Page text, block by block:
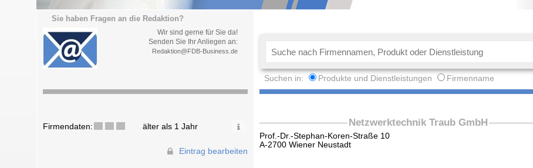
Sie haben Fragen an die Redaktion?
Wir sind gerne für Sie da!
Senden Sie Ihr Anliegen an:
Redaktion@FDB-Business.de
Suchen in: Produkte und Dienstleistungen Firmenname
Firmendaten: älter als 1 Jahr
Eintrag bearbeiten
Netzwerktechnik Traub GmbH
Prof.-Dr.-Stephan-Koren-Straße 10
A-2700 Wiener Neustadt